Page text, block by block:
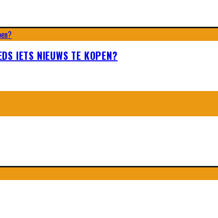
IETS NIEUWS TE KOPEN?